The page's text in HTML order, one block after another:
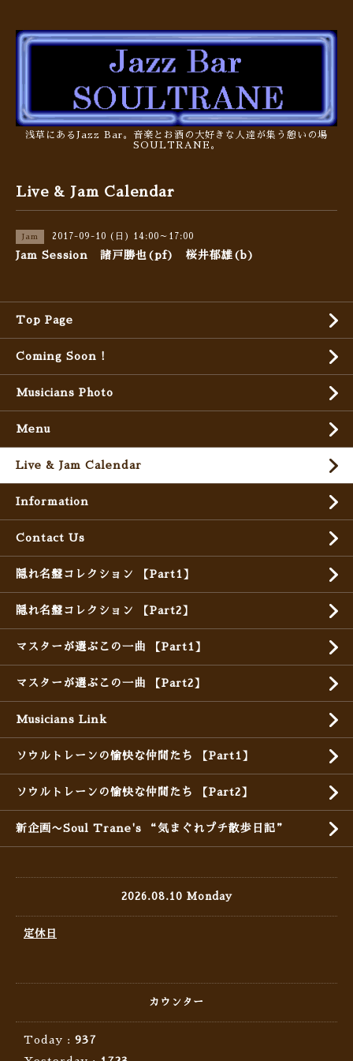
浅草にあるJazz Bar。音楽とお酒の大好きな人達が集う憩いの場
SOULTRANE。
Live & Jam Calendar
Jam 2017-09-10 (日) 14:00～17:00
Jam Session 諸戸勝也(pf) 桜井郁雄(b)
Top Page
Coming Soon !
Musicians Photo
Menu
Live & Jam Calendar
Information
Contact Us
隠れ名盤コレクション 【Part1】
隠れ名盤コレクション 【Part2】
マスターが選ぶこの一曲 【Part1】
マスターが選ぶこの一曲 【Part2】
Musicians Link
ソウルトレーンの愉快な仲間たち 【Part1】
ソウルトレーンの愉快な仲間たち 【Part2】
新企画〜Soul Trane's “気まぐれプチ散歩日記”
2026.08.10 Monday
定休日
カウンター
Today : 937